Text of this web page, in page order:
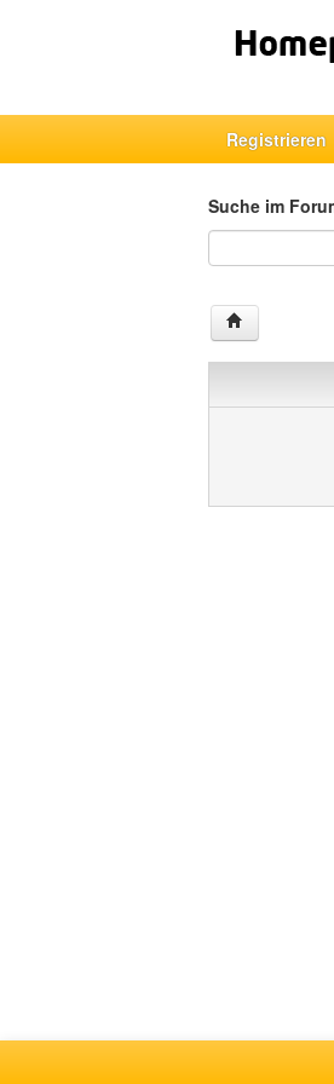
Registrieren
Suche im
Suche im Forum